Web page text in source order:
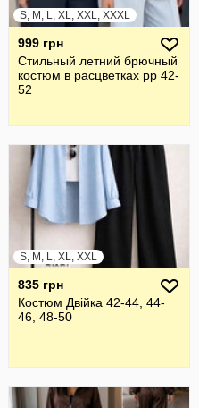
S, M, L, XL, XXL, XXXL
999 грн
Стильный летний брючный
костюм в расцветках рр 42-
52
S, M, L, XL, XXL
835 грн
Костюм Двійка 42-44, 44-
46, 48-50